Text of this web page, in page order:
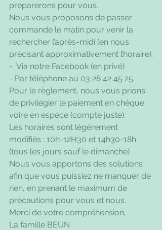
préparerons pour vous.
Nous vous proposons de passer
commande le matin pour venir la
rechercher l’après-midi (en nous
précisant approximativement l’horaire).
-  Via notre Facebook (en privé)
- Par téléphone au 03 28 42 45 25
Pour le règlement, nous vous prions
de privilégier le paiement en chèque
voire en espèce (compte juste).
Les horaires sont légèrement
modifiés : 10h-12H30 et 14h30-18h
(tous les jours sauf le dimanche)
Nous vous apportons des solutions
afin que vous puissiez ne manquer de
rien, en prenant le maximum de
précautions pour vous et nous.
Merci de votre compréhension,
La famille BEUN